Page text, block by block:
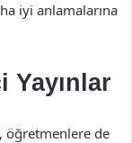
iyi anlamalarına
Yayınlar
öğretmenlere de